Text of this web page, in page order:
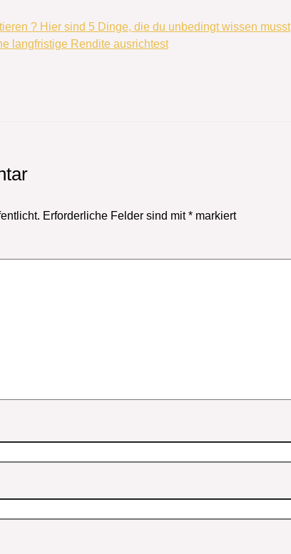
? Hier sind 5 Dinge, die du unbedingt wissen musst
langfristige Rendite ausrichtest
Erforderliche Felder sind mit* markiert